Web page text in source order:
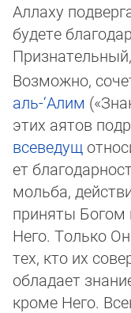
Аллаху
бу­де­те
Возможно,
аль-‘Алим
этих аятов
всеведущ
ет
мольба,
приняты Богом
Него. Только
тех, кто их
обладает
кроме Него.